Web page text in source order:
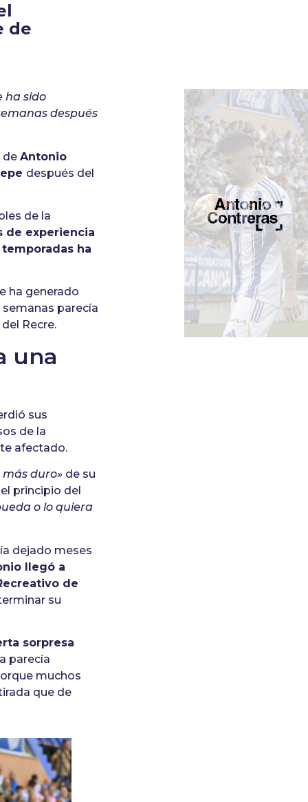
de
ha sido
después
deAntonio
después del
de la
de experiencia
ha
ha generado
parecía
Recre.
una
sus
de la
afectado.
más duro» de su
principio del
o lo quiera
dejado meses
llegó a
de
su
sorpresa
parecía
muchos
que de